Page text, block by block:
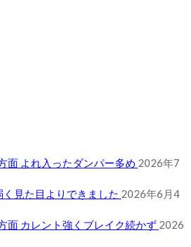
面 よれ入ったダンパー多め 2026年7
見た目よりできました 2026年6月4
面 カレント強くブレイク続かず 2026